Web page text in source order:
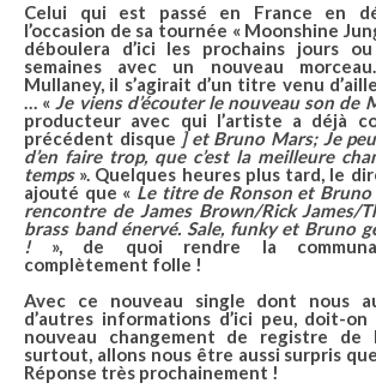
Celui qui est passé en France en
l’occasion de sa tournée « Moonshine
déboulera d’ici les prochains jours
semaines avec un nouveau morceau
Mullaney, il s’agirait d’un titre venu
… «Je viens d’écouter le nouveau son de
producteur avec qui l’artiste a déjà
précédent disque ] et Bruno Mars; Je
d’en faire trop, que c’est la meilleure
temps». Quelques heures plus tard, le
ajouté que « Le titre de Ronson et Bruno
rencontre de James Brown/Rick James/
brass band énervé. Sale, funky et Bruno
!», de quoi rendre la
complètement folle !
Avec ce nouveau single dont nous
d’autres informations d’ici peu, doit-on
nouveau changement de registre de
surtout, allons nous être aussi surpris
Réponse très prochainement !